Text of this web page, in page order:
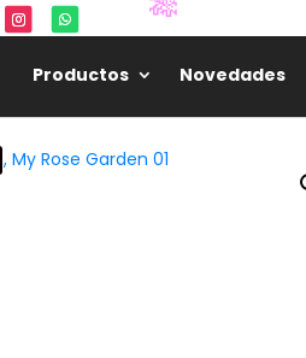
Productos Novedades
🎋